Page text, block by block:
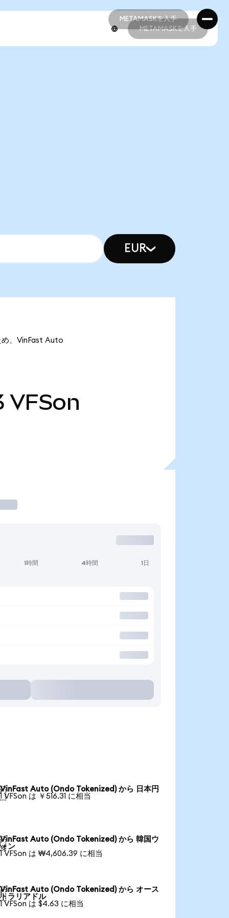
METAMASKを入手
METAMASKを入手
METAMASKを入手
EUR
め、VinFast Auto
VFSon
1時間 4時間 1日
VinFast Auto (Ondo Tokenized) から 日本円
1 VFSon は ￥516.31 に相当
VinFast Auto (Ondo Tokenized) から 韓国ウ
ォン
1 VFSon は ₩4,606.39 に相当
VinFast Auto (Ondo Tokenized) から オース
トラリアドル
1 VFSon は $4.63 に相当